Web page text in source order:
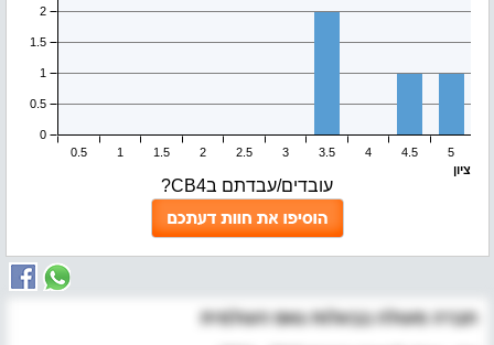
ציון
עובדים/עבדתם בCB4?
חברה מעולה בבעלות גאפ העולמית